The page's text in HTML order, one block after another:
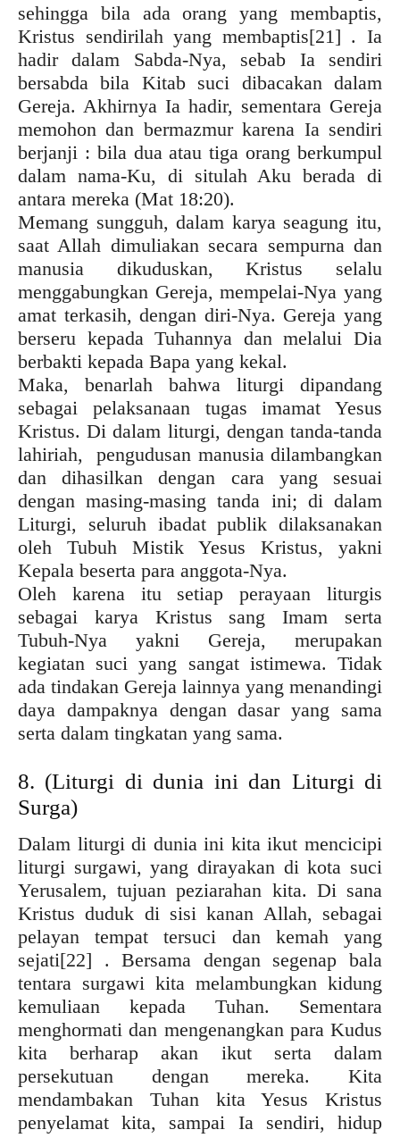
sehingga bila ada orang yang membaptis,
Kristus sendirilah yang membaptis[21] . Ia
hadir dalam Sabda-Nya, sebab Ia sendiri
bersabda bila Kitab suci dibacakan dalam
Gereja. Akhirnya Ia hadir, sementara Gereja
memohon dan bermazmur karena Ia sendiri
berjanji : bila dua atau tiga orang berkumpul
dalam nama-Ku, di situlah Aku berada di
antara mereka (Mat 18:20).
Memang sungguh, dalam karya seagung itu,
saat Allah dimuliakan secara sempurna dan
manusia dikuduskan, Kristus selalu
menggabungkan Gereja, mempelai-Nya yang
amat terkasih, dengan diri-Nya. Gereja yang
berseru kepada Tuhannya dan melalui Dia
berbakti kepada Bapa yang kekal.
Maka, benarlah bahwa liturgi dipandang
sebagai pelaksanaan tugas imamat Yesus
Kristus. Di dalam liturgi, dengan tanda-tanda
lahiriah, pengudusan manusia dilambangkan
dan dihasilkan dengan cara yang sesuai
dengan masing-masing tanda ini; di dalam
Liturgi, seluruh ibadat publik dilaksanakan
oleh Tubuh Mistik Yesus Kristus, yakni
Kepala beserta para anggota-Nya.
Oleh karena itu setiap perayaan liturgis
sebagai karya Kristus sang Imam serta
Tubuh-Nya yakni Gereja, merupakan
kegiatan suci yang sangat istimewa. Tidak
ada tindakan Gereja lainnya yang menandingi
daya dampaknya dengan dasar yang sama
serta dalam tingkatan yang sama.
8. (Liturgi di dunia ini dan Liturgi di
Surga)
Dalam liturgi di dunia ini kita ikut mencicipi
liturgi surgawi, yang dirayakan di kota suci
Yerusalem, tujuan peziarahan kita. Di sana
Kristus duduk di sisi kanan Allah, sebagai
pelayan tempat tersuci dan kemah yang
sejati[22] . Bersama dengan segenap bala
tentara surgawi kita melambungkan kidung
kemuliaan kepada Tuhan. Sementara
menghormati dan mengenangkan para Kudus
kita berharap akan ikut serta dalam
persekutuan dengan mereka. Kita
mendambakan Tuhan kita Yesus Kristus
penyelamat kita, sampai Ia sendiri, hidup